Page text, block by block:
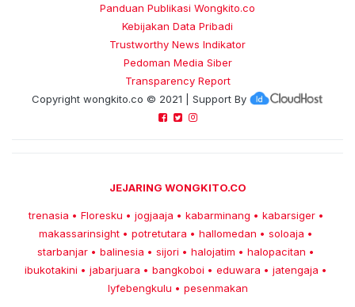
Panduan Publikasi Wongkito.co
Kebijakan Data Pribadi
Trustworthy News Indikator
Pedoman Media Siber
Transparency Report
Copyright wongkito.co © 2021 | Support By
JEJARING WONGKITO.CO
trenasia • Floresku • jogjaaja • kabarminang • kabarsiger •
makassarinsight • potretutara • hallomedan • soloaja •
starbanjar • balinesia • sijori • halojatim • halopacitan •
ibukotakini • jabarjuara • bangkoboi • eduwara • jatengaja •
lyfebengkulu • pesenmakan